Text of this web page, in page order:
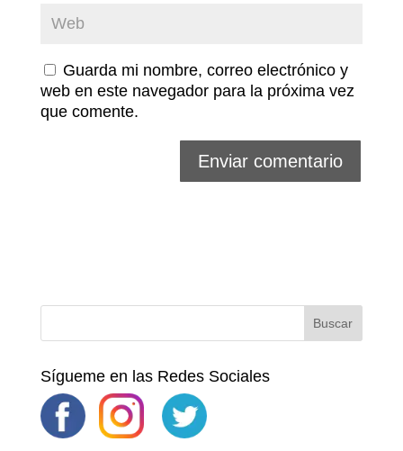
Guarda mi nombre, correo electrónico y
web en este navegador para la próxima vez
que comente.
Sígueme en las Redes Sociales